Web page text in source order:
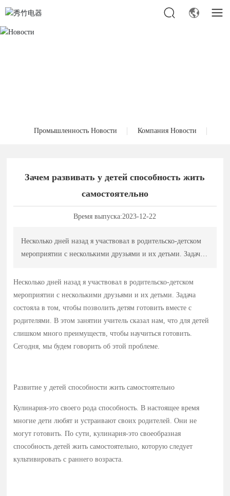
Промышленность Новости Компания Новости
Зачем развивать у детей способность жить
самостоятельно
Время выпуска:2023-12-22
Несколько дней назад я участвовал в родительско-детском
мероприятии с несколькими друзьями и их детьми. Задача
родителями. В этом занятии учитель сказал нам, что для
детей слишком много преимуществ, чтобы научиться
готовить. Сегодня, мы будем говорить об этой проблеме.
Несколько дней назад я участвовал в родительско-детском
мероприятии с несколькими друзьями и их детьми. Задача
состояла в том, чтобы позволить детям готовить вместе с
родителями. В этом занятии учитель сказал нам, что для детей
слишком много преимуществ, чтобы научиться готовить.
Сегодня, мы будем говорить об этой проблеме.
Развитие у детей способности жить самостоятельно
Кулинария-это своего рода способность. В настоящее время
многие дети любят и устраивают своих родителей. Они не
могут готовить. По сути, кулинария-это своеобразная
способность детей жить самостоятельно, которую следует
культивировать с раннего возраста.